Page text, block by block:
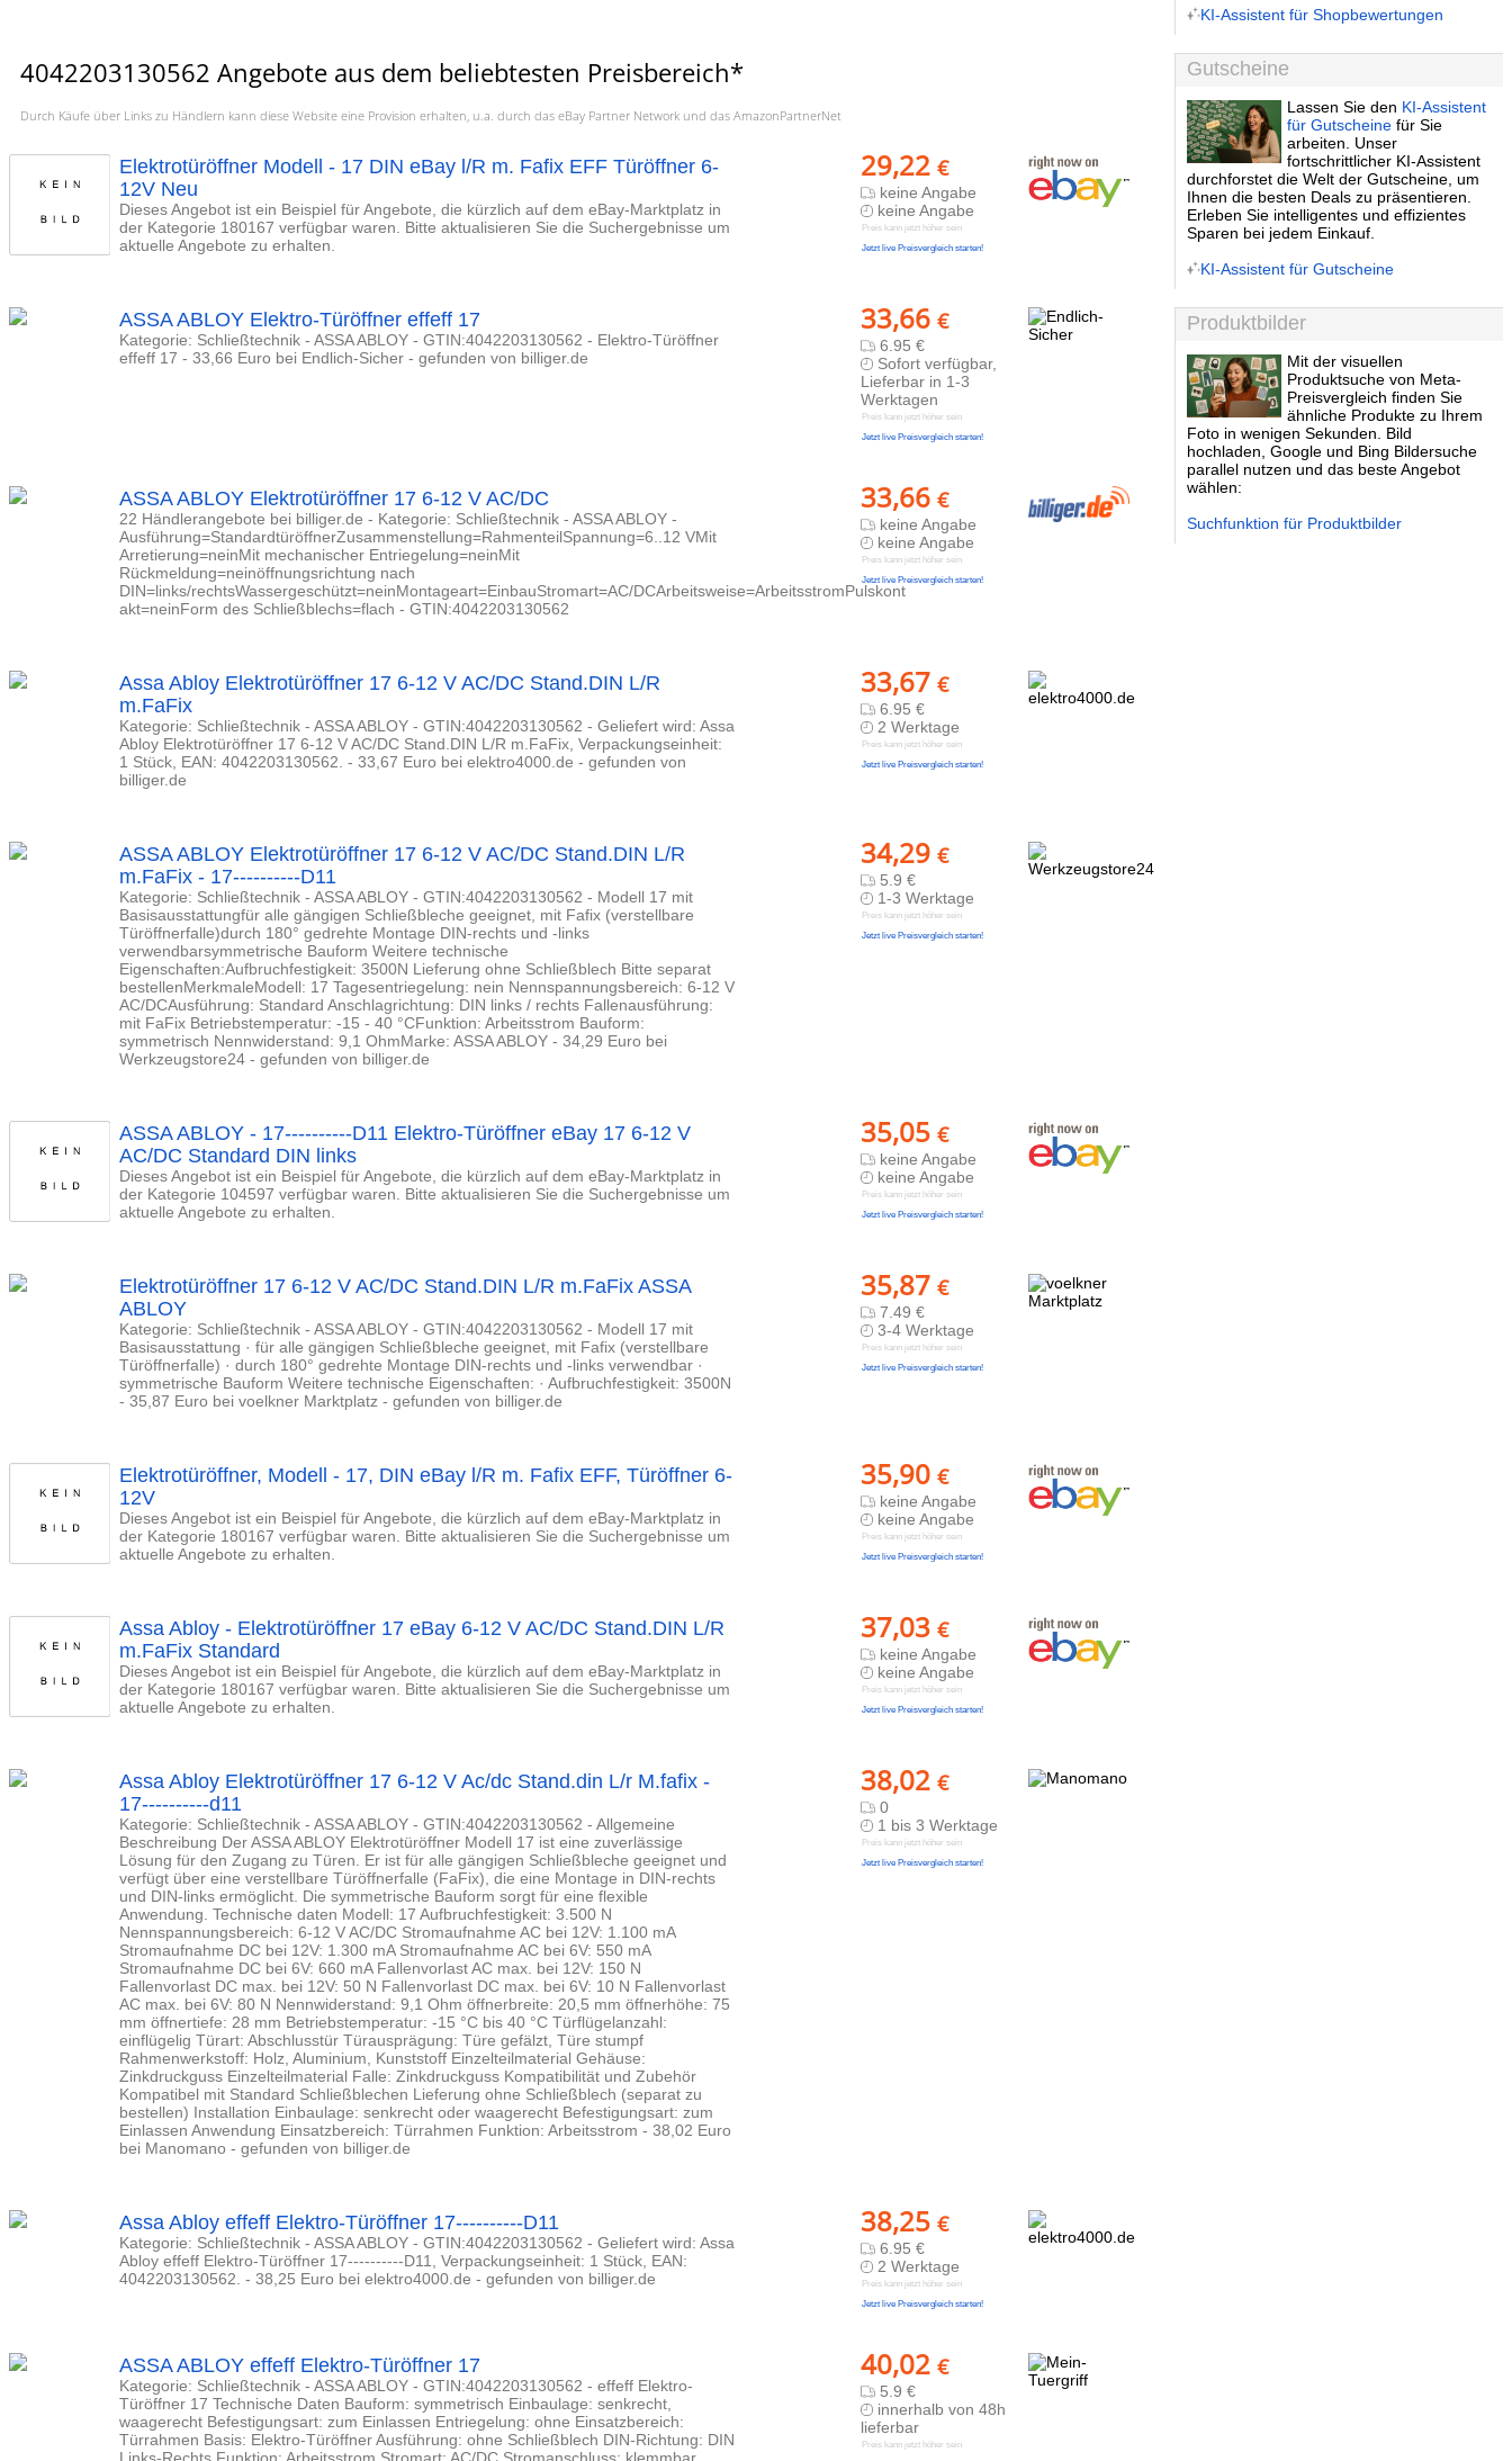
4042203130562 Angebote aus dem beliebtesten Preisbereich*
Durch Käufe über Links zu Händlern kann diese Website eine Provision erhalten, u.a. durch das eBay Partner Network und das AmazonPartnerNet
29,22 €
keine Angabe
keine Angabe
Preis kann jetzt höher sein
Jetzt live Preisvergleich starten!
Elektrotüröffner Modell - 17 DIN eBay l/R m. Fafix EFF Türöffner 6-
12V Neu
Dieses Angebot ist ein Beispiel für Angebote, die kürzlich auf dem eBay-Marktplatz in
der Kategorie 180167 verfügbar waren. Bitte aktualisieren Sie die Suchergebnisse um
aktuelle Angebote zu erhalten.
33,66 €
6.95 €
Sofort verfügbar,
Lieferbar in 1-3
Werktagen
Preis kann jetzt höher sein
Jetzt live Preisvergleich starten!
ASSA ABLOY Elektro-Türöffner effeff 17
Kategorie: Schließtechnik - ASSA ABLOY - GTIN:4042203130562 - Elektro-Türöffner
effeff 17 - 33,66 Euro bei Endlich-Sicher - gefunden von billiger.de
33,66 €
keine Angabe
keine Angabe
Preis kann jetzt höher sein
Jetzt live Preisvergleich starten!
ASSA ABLOY Elektrotüröffner 17 6-12 V AC/DC
22 Händlerangebote bei billiger.de - Kategorie: Schließtechnik - ASSA ABLOY -
Ausführung=StandardtüröffnerZusammenstellung=RahmenteilSpannung=6..12 VMit
Arretierung=neinMit mechanischer Entriegelung=neinMit
Rückmeldung=neinöffnungsrichtung nach
DIN=links/rechtsWassergeschützt=neinMontageart=EinbauStromart=AC/DCArbeitsweise=ArbeitsstromPulskont
akt=neinForm des Schließblechs=flach - GTIN:4042203130562
33,67 €
6.95 €
2 Werktage
Preis kann jetzt höher sein
Jetzt live Preisvergleich starten!
Assa Abloy Elektrotüröffner 17 6-12 V AC/DC Stand.DIN L/R
m.FaFix
Kategorie: Schließtechnik - ASSA ABLOY - GTIN:4042203130562 - Geliefert wird: Assa
Abloy Elektrotüröffner 17 6-12 V AC/DC Stand.DIN L/R m.FaFix, Verpackungseinheit:
1 Stück, EAN: 4042203130562. - 33,67 Euro bei elektro4000.de - gefunden von
billiger.de
34,29 €
5.9 €
1-3 Werktage
Preis kann jetzt höher sein
Jetzt live Preisvergleich starten!
ASSA ABLOY Elektrotüröffner 17 6-12 V AC/DC Stand.DIN L/R
m.FaFix - 17----------D11
Kategorie: Schließtechnik - ASSA ABLOY - GTIN:4042203130562 - Modell 17 mit
Basisausstattungfür alle gängigen Schließbleche geeignet, mit Fafix (verstellbare
Türöffnerfalle)durch 180° gedrehte Montage DIN-rechts und -links
verwendbarsymmetrische Bauform Weitere technische
Eigenschaften:Aufbruchfestigkeit: 3500N Lieferung ohne Schließblech Bitte separat
bestellenMerkmaleModell: 17 Tagesentriegelung: nein Nennspannungsbereich: 6-12 V
AC/DCAusführung: Standard Anschlagrichtung: DIN links / rechts Fallenausführung:
mit FaFix Betriebstemperatur: -15 - 40 °CFunktion: Arbeitsstrom Bauform:
symmetrisch Nennwiderstand: 9,1 OhmMarke: ASSA ABLOY - 34,29 Euro bei
Werkzeugstore24 - gefunden von billiger.de
35,05 €
keine Angabe
keine Angabe
Preis kann jetzt höher sein
Jetzt live Preisvergleich starten!
ASSA ABLOY - 17----------D11 Elektro-Türöffner eBay 17 6-12 V
AC/DC Standard DIN links
Dieses Angebot ist ein Beispiel für Angebote, die kürzlich auf dem eBay-Marktplatz in
der Kategorie 104597 verfügbar waren. Bitte aktualisieren Sie die Suchergebnisse um
aktuelle Angebote zu erhalten.
35,87 €
7.49 €
3-4 Werktage
Preis kann jetzt höher sein
Jetzt live Preisvergleich starten!
Elektrotüröffner 17 6-12 V AC/DC Stand.DIN L/R m.FaFix ASSA
ABLOY
Kategorie: Schließtechnik - ASSA ABLOY - GTIN:4042203130562 - Modell 17 mit
Basisausstattung · für alle gängigen Schließbleche geeignet, mit Fafix (verstellbare
Türöffnerfalle) · durch 180° gedrehte Montage DIN-rechts und -links verwendbar ·
symmetrische Bauform Weitere technische Eigenschaften: · Aufbruchfestigkeit: 3500N
- 35,87 Euro bei voelkner Marktplatz - gefunden von billiger.de
35,90 €
keine Angabe
keine Angabe
Preis kann jetzt höher sein
Jetzt live Preisvergleich starten!
Elektrotüröffner, Modell - 17, DIN eBay l/R m. Fafix EFF, Türöffner 6-
12V
Dieses Angebot ist ein Beispiel für Angebote, die kürzlich auf dem eBay-Marktplatz in
der Kategorie 180167 verfügbar waren. Bitte aktualisieren Sie die Suchergebnisse um
aktuelle Angebote zu erhalten.
37,03 €
keine Angabe
keine Angabe
Preis kann jetzt höher sein
Jetzt live Preisvergleich starten!
Assa Abloy - Elektrotüröffner 17 eBay 6-12 V AC/DC Stand.DIN L/R
m.FaFix Standard
Dieses Angebot ist ein Beispiel für Angebote, die kürzlich auf dem eBay-Marktplatz in
der Kategorie 180167 verfügbar waren. Bitte aktualisieren Sie die Suchergebnisse um
aktuelle Angebote zu erhalten.
38,02 €
0
1 bis 3 Werktage
Preis kann jetzt höher sein
Jetzt live Preisvergleich starten!
Assa Abloy Elektrotüröffner 17 6-12 V Ac/dc Stand.din L/r M.fafix -
17----------d11
Kategorie: Schließtechnik - ASSA ABLOY - GTIN:4042203130562 - Allgemeine
Beschreibung Der ASSA ABLOY Elektrotüröffner Modell 17 ist eine zuverlässige
Lösung für den Zugang zu Türen. Er ist für alle gängigen Schließbleche geeignet und
verfügt über eine verstellbare Türöffnerfalle (FaFix), die eine Montage in DIN-rechts
und DIN-links ermöglicht. Die symmetrische Bauform sorgt für eine flexible
Anwendung. Technische daten Modell: 17 Aufbruchfestigkeit: 3.500 N
Nennspannungsbereich: 6-12 V AC/DC Stromaufnahme AC bei 12V: 1.100 mA
Stromaufnahme DC bei 12V: 1.300 mA Stromaufnahme AC bei 6V: 550 mA
Stromaufnahme DC bei 6V: 660 mA Fallenvorlast AC max. bei 12V: 150 N
Fallenvorlast DC max. bei 12V: 50 N Fallenvorlast DC max. bei 6V: 10 N Fallenvorlast
AC max. bei 6V: 80 N Nennwiderstand: 9,1 Ohm öffnerbreite: 20,5 mm öffnerhöhe: 75
mm öffnertiefe: 28 mm Betriebstemperatur: -15 °C bis 40 °C Türflügelanzahl:
einflügelig Türart: Abschlusstür Türausprägung: Türe gefälzt, Türe stumpf
Rahmenwerkstoff: Holz, Aluminium, Kunststoff Einzelteilmaterial Gehäuse:
Zinkdruckguss Einzelteilmaterial Falle: Zinkdruckguss Kompatibilität und Zubehör
Kompatibel mit Standard Schließblechen Lieferung ohne Schließblech (separat zu
bestellen) Installation Einbaulage: senkrecht oder waagerecht Befestigungsart: zum
Einlassen Anwendung Einsatzbereich: Türrahmen Funktion: Arbeitsstrom - 38,02 Euro
bei Manomano - gefunden von billiger.de
38,25 €
6.95 €
2 Werktage
Preis kann jetzt höher sein
Jetzt live Preisvergleich starten!
Assa Abloy effeff Elektro-Türöffner 17----------D11
Kategorie: Schließtechnik - ASSA ABLOY - GTIN:4042203130562 - Geliefert wird: Assa
Abloy effeff Elektro-Türöffner 17----------D11, Verpackungseinheit: 1 Stück, EAN:
4042203130562. - 38,25 Euro bei elektro4000.de - gefunden von billiger.de
40,02 €
5.9 €
innerhalb von 48h
lieferbar
Preis kann jetzt höher sein
ASSA ABLOY effeff Elektro-Türöffner 17
Kategorie: Schließtechnik - ASSA ABLOY - GTIN:4042203130562 - effeff Elektro-
Türöffner 17 Technische Daten Bauform: symmetrisch Einbaulage: senkrecht,
waagerecht Befestigungsart: zum Einlassen Entriegelung: ohne Einsatzbereich:
Türrahmen Basis: Elektro-Türöffner Ausführung: ohne Schließblech DIN-Richtung: DIN
Links-Rechts Funktion: Arbeitsstrom Stromart: AC/DC Stromanschluss: klemmbar,
KI-Assistent für Shopbewertungen
Gutscheine
Lassen Sie den KI-Assistent
für Gutscheine für Sie
arbeiten. Unser
fortschrittlicher KI-Assistent
durchforstet die Welt der Gutscheine, um
Ihnen die besten Deals zu präsentieren.
Erleben Sie intelligentes und effizientes
Sparen bei jedem Einkauf.
KI-Assistent für Gutscheine
Produktbilder
Mit der visuellen
Produktsuche von Meta-
Preisvergleich finden Sie
ähnliche Produkte zu Ihrem
Foto in wenigen Sekunden. Bild
hochladen, Google und Bing Bildersuche
parallel nutzen und das beste Angebot
wählen:
Suchfunktion für Produktbilder